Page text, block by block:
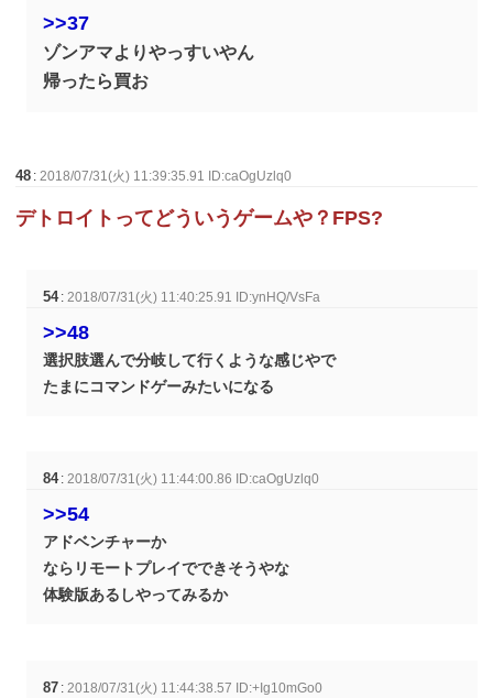
>>37
ゾンアマよりやっすいやん
帰ったら買お
48 : 2018/07/31(火) 11:39:35.91 ID:caOgUzlq0
デトロイトってどういうゲームや？FPS?
54 : 2018/07/31(火) 11:40:25.91 ID:ynHQ/VsFa
>>48
選択肢選んで分岐して行くような感じやで
たまにコマンドゲーみたいになる
84 : 2018/07/31(火) 11:44:00.86 ID:caOgUzlq0
>>54
アドベンチャーか
ならリモートプレイでできそうやな
体験版あるしやってみるか
87 : 2018/07/31(火) 11:44:38.57 ID:+Ig10mGo0